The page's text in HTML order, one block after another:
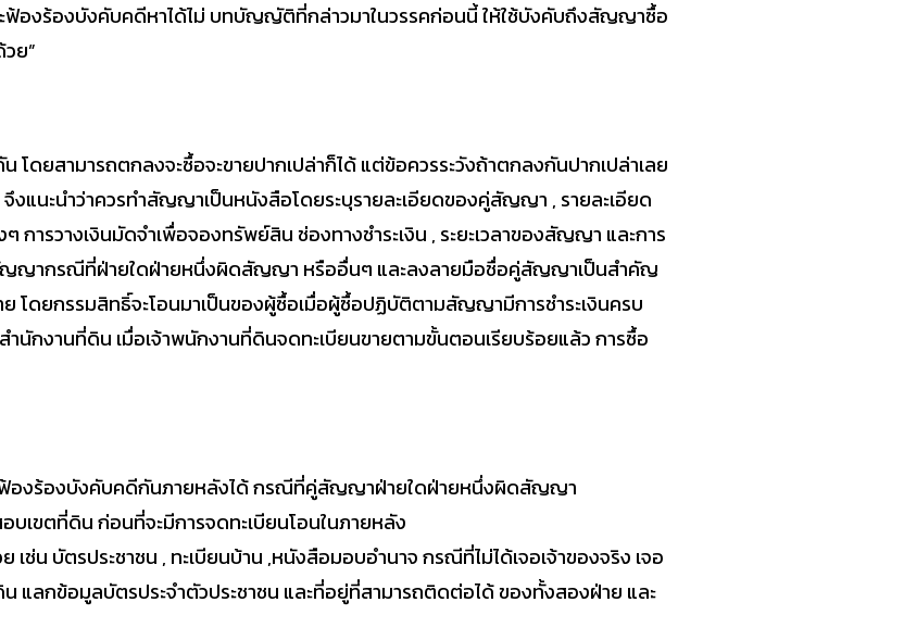
ะฟ้องร้องบังคับคดีหาได้ไม่ บทบัญญัติที่กล่าวมาในวรรคก่อนนี้ ให้ใช้บังคับถึงสัญญาซื้อ
ย”
ามารถตกลงจะซื้อจะขายปากเปล่าก็ได้ แต่ข้อควรระวังถ้าตกลงกันปากเปล่าเลย
แนะนำว่าควรทำสัญญาเป็นหนังสือโดยระบุรายละเอียดของคู่สัญญา , รายละเอียด
การวางเงินมัดจำเพื่อจองทรัพย์สิน ช่องทางชำระเงิน , ระยะเวลาของสัญญา และการ
สัญญากรณีที่ฝ่ายใดฝ่ายหนึ่งผิดสัญญา หรืออื่นๆ และลงลายมือชื่อคู่สัญญาเป็นสำคัญ
ดยกรรมสิทธิ์จะโอนมาเป็นของผู้ซื้อเมื่อผู้ซื้อปฏิบัติตามสัญญามีการชำระเงินครบ
นักงานที่ดิน เมื่อเจ้าพนักงานที่ดินจดทะเบียนขายตามขั้นตอนเรียบร้อยแล้ว การซื้อ
ฟ้องร้องบังคับคดีกันภายหลังได้ กรณีที่คู่สัญญาฝ่ายใดฝ่ายหนึ่งผิดสัญญา
เขตที่ดิน ก่อนที่จะมีการจดทะเบียนโอนในภายหลัง
ช่น บัตรประชาชน , ทะเบียนบ้าน ,หนังสือมอบอำนาจ กรณีที่ไม่ได้เจอเจ้าของจริง เจอ
ลกข้อมูลบัตรประจำตัวประชาชน และที่อยู่ที่สามารถติดต่อได้ ของทั้งสองฝ่าย และ